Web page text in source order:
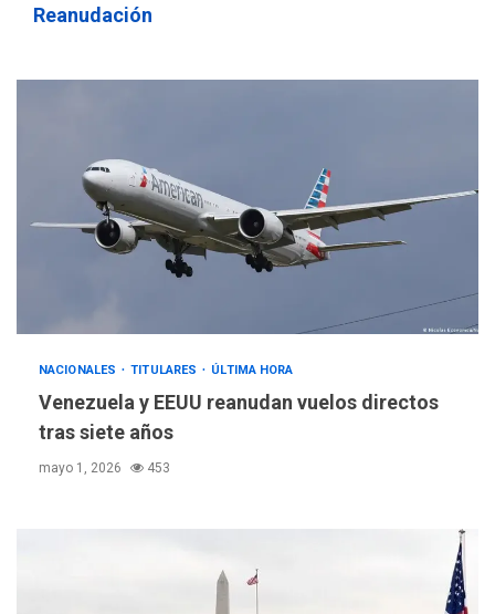
Reanudación
NACIONALES TITULARES ÚLTIMA HORA
Venezuela y EEUU reanudan vuelos directos
tras siete años
mayo 1, 2026 453